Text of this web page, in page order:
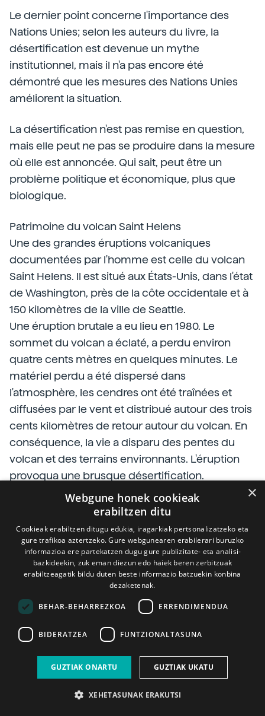
Le dernier point concerne l'importance des
Nations Unies; selon les auteurs du livre, la
désertification est devenue un mythe
institutionnel, mais il n'a pas encore été
démontré que les mesures des Nations Unies
améliorent la situation.
La désertification n'est pas remise en question,
mais elle peut ne pas se produire dans la mesure
où elle est annoncée. Qui sait, peut être un
problème politique et économique, plus que
biologique.
Patrimoine du volcan Saint Helens
Une des grandes éruptions volcaniques
documentées par l'homme est celle du volcan
Saint Helens. Il est situé aux États-Unis, dans l'état
de Washington, près de la côte occidentale et à
150 kilomètres de la ville de Seattle.
Une éruption brutale a eu lieu en 1980. Le
sommet du volcan a éclaté, a perdu environ
quatre cents mètres en quelques minutes. Le
matériel perdu a été dispersé dans
l'atmosphère, les cendres ont été traînées et
diffusées par le vent et distribué autour des trois
cents kilomètres de retour autour du volcan. En
conséquence, la vie a disparu des pentes du
volcan et des terrains environnants. L'éruption
provoqua une brusque désertification.
(Photo: QUAI)
Mais la vie a seulement pris une vingtaine
début, des insectes et de petites plantes sont
arrivés, puis plus grandes et avec d'autres
×
Webgune honek cookieak
erabiltzen ditu
Cookieak erabiltzen ditugu edukia, iragarkiak pertsonalizatzeko eta
gure trafikoa aztertzeko. Gure webgunearen erabilerari buruzko
informazioa ere partekatzen dugu gure publizitate- eta analisi-
bazkideekin, zuk eman diezun edo haiek beren zerbitzuak
erabiltzeagatik bildu duten beste informazio batzuekin konbina
dezaketenak.
BEHAR-BEHARREZKOA ERRENDIMENDUA
BIDERATZEA FUNTZIONALTASUNA
GUZTIAK ONARTU GUZTIAK UKATU
XEHETASUNAK ERAKUTSI